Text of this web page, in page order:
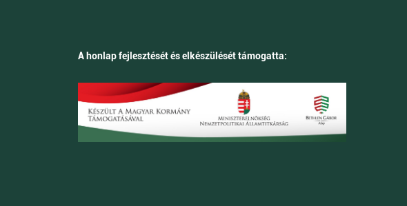
A honlap fejlesztését és elkészülését támogatta: